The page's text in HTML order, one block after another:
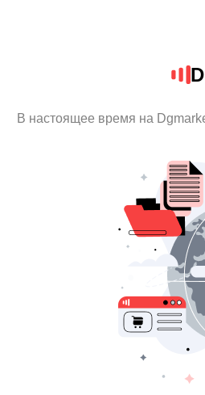
В настоящее время на